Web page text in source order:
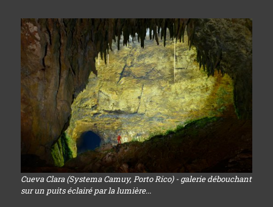
Cueva Clara (Systema Camuy, Porto Rico) - galerie débouchant
sur un puits éclairé par la lumière...